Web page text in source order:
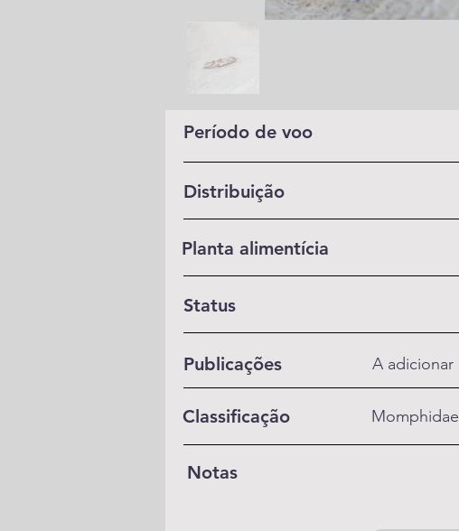
Período de voo
Distribuição
Planta alimentícia
Status
Publicações A adicionar
Classificação Momphidae
Notas